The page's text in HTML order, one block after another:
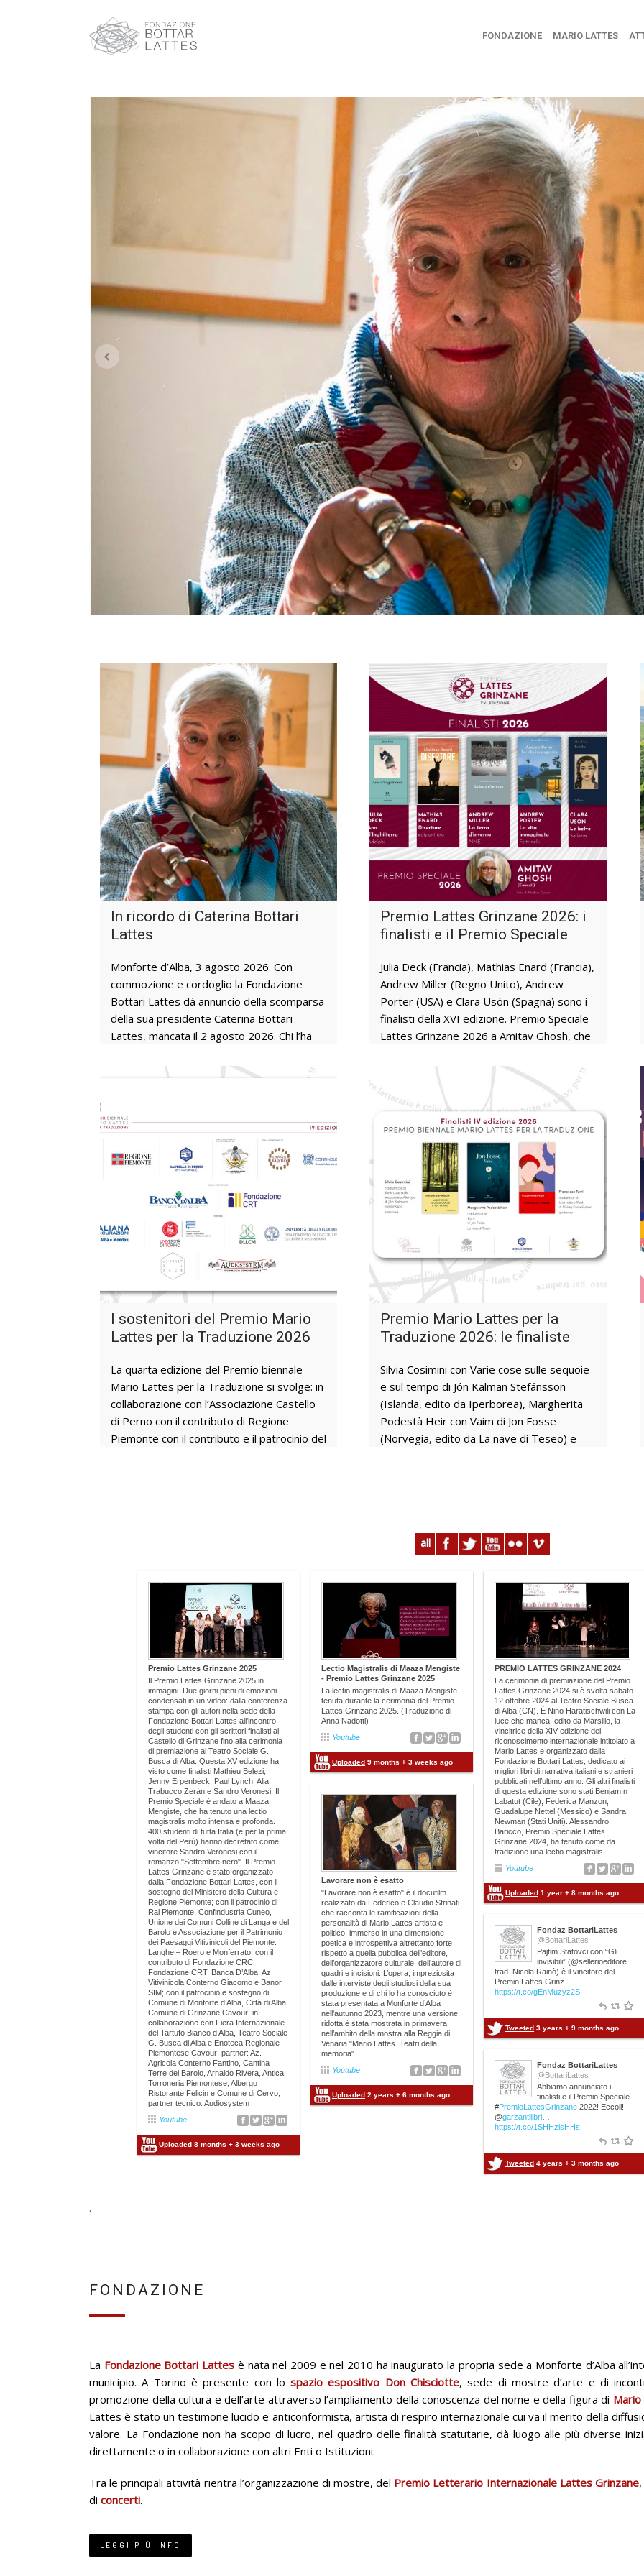
FONDAZIONE MARIO LATTES
In ricordo di Caterina Bottari
Lattes
Monforte d’Alba, 3 agosto 2026. Con
commozione e cordoglio la Fondazione
Bottari Lattes dà annuncio della scomparsa
della sua presidente Caterina Bottari
Lattes, mancata il 2 agosto 2026. Chi l’ha
incessante impegno verso la diffusione
della Fondazione dedicata al marito Mario
Lattes. Dal sogno di Caterina di ampliare la
conoscenza dell’artista ed editore con cui
condivise trent’anni della sua vita, è nata
un’avventura culturale che ha avuto
insperate ramificazioni e frutti
artisticamente rilevanti. Per quasi vent’anni
la sede stessa della Fondazione è stata un
crocevia di bellezza che ha ospitato mostre
d’arte ed esposizioni fotografiche. Ha
inoltre proposto grandi artisti, italiani e
internazionali, già noti al grande pubblico o
da riscoprire, facendo propria l’attività di
promozione culturale intrapresa da Mario
Lattes. Carlo Levi, Italo Cremona, Carol
Rama, Amedeo Modigliani, sono solo alcuni
tra gli autori esposti in occasione delle
esposizioni temporanee. Attraverso la
letteratura, a cui ha riservato un’attenzione
particolare, Caterina ha voluto valorizzare il
Atwood, Ian McEwan, Amos Oz, Maaza
Mengiste, Martin Amis; oltre agli italiani
Nicola Lagioia, Alessandro Baricco, Claudio
Magris. La sua visione, volta a favorire in
ogni occasione la vicinanza tra i giovani e la
cultura, ha guidato la maggior parte delle
iniziative intraprese dalla Fondazione: da
Vivolibro, rassegna dedicata ai più piccoli,
passando per le giurie scolastiche
protagoniste del Premio Lattes Grinzane,
fino a farsi sostenitrice del Premio
Traduzione Poetica istituito dall’Università
di Torino. Così la ricordano i suoi nipoti:
“Caterina Bottari Lattes se n’è andata
serenamente dopo una vita di tempeste e
di avventure, per nessuna delle quali…
Read More
Premio Lattes Grinzane 2026: i
finalisti e il Premio Speciale
Julia Deck (Francia), Mathias Enard (Francia),
Andrew Miller (Regno Unito), Andrew
Porter (USA) e Clara Usón (Spagna) sono i
finalisti della XVI edizione. Premio Speciale
Lattes Grinzane 2026 a Amitav Ghosh, che
ottobre, durante la cerimonia finale. 400
studenti di tutta Italia per scegliere il
romanzo vincitore della cinquina più
internazionale nella storia del Premio.
Cartella stampa Entra nel vivo la
sedicesima edizione del Premio Lattes
Grinzane con l’annuncio dei cinque autori
finalisti: Julia Deck con Ann d’Inghilterra
(Adelphi, traduzione di Yasmina Melaouah),
Mathias Enard con Disertare (e/o,
traduzione di Yasmina Melaouah), Andrew
Miller con La terra d’inverno (NNE,
traduzione di Ada Arduini), Andrew Porter
con La vita immaginata (Feltrinelli,
traduzione di Ada Arduini) e Clara Usón con
Le belve (Sellerio, traduzione di Silvia
Sichel). Nato in memoria di Mario Lattes e
curato dalla Fondazione Bottari Lattes, il
Premio fa concorrere insieme autori italiani
e stranieri ed è dedicato ai migliori libri di
narrativa pubblicati nell’ultimo anno. Dal
2017, l’iniziativa è parte integrante del
calendario culturale legato alla Fiera
considerato uno dei più grandi scrittori
indiani viventi. Una parte importante del
percorso che porta alla cerimonia finale del
Premio è quella che vede ogni anno
protagonisti gli studenti e le studentesse
di venticinque istituti sparsi in tutta Italia, e
non solo Quest’anno per la prima volta
entrano a far parte delle Giurie Scolastiche
quattro nuove realtà: il Liceo Statale Niccolò
Forteguerri di Pistoia, città che ricopre
attualmente la carica di Capitale Italiana del
Libro 2026, il Nuovo Polo Scolastico di
Finale Ligure (Sv), il Lycée René Char di
Avignone, in Francia, e l’Istituto Statale di
Istruzione Specializzata per Sordi Antonio…
Read More
I sostenitori del Premio Mario
Lattes per la Traduzione 2026
La quarta edizione del Premio biennale
Mario Lattes per la Traduzione si svolge: in
collaborazione con l’Associazione Castello
di Perno con il contributo di Regione
Piemonte con il contributo e il patrocinio del
Dipartimento di Lingue e Letterature
Straniere Ristorante Gennaro di Pace
Premio Mario Lattes per la
Traduzione 2026: le finaliste
Silvia Cosimini con Varie cose sulle sequoie
e sul tempo di Jón Kalman Stefánsson
(Islanda, edito da Iperborea), Margherita
Podestà Heir con Vaim di Jon Fosse
(Norvegia, edito da La nave di Teseo) e
annunciato sabato 27 giugno 2026 al
Castello di Perno (Cn). Attraverso questa
edizione, la Fondazione Bottari Lattes
intende valorizzare la figura del traduttore,
grazie al quale è possibile conoscere testi
diversi da quelli pubblicati nella propria
lingua, a cui è affidato il difficile compito di
portare nel proprio Paese le storie e le
narrazioni di un’altra cultura. Quest’anno il
Premio è dedicato alle lingue scandinave.
Come da tradizione, la cerimonia finale –
condotta dalla giornalista Laura Pezzino – si
terrà nel cuore delle Langhe, mettendo in
dialogo le traduttrici e i giurati del Premio in
una tavola rotonda coordinata dal
professor Franco Perrelli. Saranno presenti
anche alcuni dei traduttori di domani,
studenti di Lingue e Letterature Straniere
dell’Università di Milano, per interagire e
confrontarsi con gli esperti. La premiazione
verrà trasmessa in streaming sulla pagina
Facebook della Fondazione. Come nelle tre
precedenti edizioni – dedicate
rispettivamente alla lingua araba, al cinese
e all’ispano-americano – la selezione delle
opere si è articolata in due fasi: in un primo
momento la Giuria stabile, tenendo conto
della capacità del traduttore di rendere in
italiano la qualità letteraria del testo, ha
individuato i tre romanzi finalisti. Ora la
parola passa alla Giuria specialistica,
esperta della lingua in oggetto, che
decreterà la vincitrice. A proposito della
terzina finalista di questa edizione, la Giuria
all
Fondaz BottariLattes
@BottariLattes
Pajtim Statovci con “Gli
invisibili” (@sellerioeditore ;
trad. Nicola Rainò) è il vincitore del
Premio Lattes Grinz…
https://t.co/gEnMuzyz2S
Tweeted 3 years + 9 months ago
Fondaz BottariLattes
@BottariLattes
Abbiamo annunciato i
finalisti e il Premio Speciale
#PremioLattesGrinzane 2022! Eccoli!
@garzantilibri
https://t.co/1SHHzisHHs
Tweeted 4 years + 3 months ago
Premio Lattes Grinzane 2025
Il Premio Lattes Grinzane 2025 in
immagini. Due giorni pieni di emozioni
condensati in un video: dalla conferenza
stampa con gli autori nella sede della
Fondazione Bottari Lattes all'incontro
degli studenti con gli scrittori finalisti al
Castello di Grinzane fino alla cerimonia
di premiazione al Teatro Sociale G.
Busca di Alba. Questa XV edizione ha
visto come finalisti Mathieu Belezi,
Jenny Erpenbeck, Paul Lynch, Alia
Trabucco Zerán e Sandro Veronesi. Il
Premio Speciale è andato a Maaza
Mengiste, che ha tenuto una lectio
magistralis molto intensa e profonda.
400 studenti di tutta Italia (e per la prima
volta del Perù) hanno decretato come
vincitore Sandro Veronesi con il
romanzo "Settembre nero". Il Premio
Lattes Grinzane è stato organizzato
dalla Fondazione Bottari Lattes, con il
sostegno del Ministero della Cultura e
Regione Piemonte; con il patrocinio di
Rai Piemonte, Confindustria Cuneo,
Unione dei Comuni Colline di Langa e del
Barolo e Associazione per il Patrimonio
dei Paesaggi Vitivinicoli del Piemonte:
Langhe – Roero e Monferrato; con il
contributo di Fondazione CRC,
Fondazione CRT, Banca D’Alba, Az.
Vitivinicola Conterno Giacomo e Banor
SIM; con il patrocinio e sostegno di
Comune di Monforte d’Alba, Città di Alba,
Comune di Grinzane Cavour; in
collaborazione con Fiera Internazionale
del Tartufo Bianco d’Alba, Teatro Sociale
G. Busca di Alba e Enoteca Regionale
Piemontese Cavour; partner: Az.
Agricola Conterno Fantino, Cantina
Terre del Barolo, Arnaldo Rivera, Antica
Torroneria Piemontese, Albergo
Ristorante Felicin e Comune di Cervo;
partner tecnico: Audiosystem
Youtube
Uploaded 8 months + 3 weeks ago
Lectio Magistralis di Maaza Mengiste
- Premio Lattes Grinzane 2025
La lectio magistralis di Maaza Mengiste
tenuta durante la cerimonia del Premio
Lattes Grinzane 2025. (Traduzione di
Anna Nadotti)
Youtube
Uploaded 9 months + 3 weeks ago
PREMIO LATTES GRINZANE 2024
La cerimonia di premiazione del Premio
Lattes Grinzane 2024 si è svolta sabato
12 ottobre 2024 al Teatro Sociale Busca
di Alba (CN). È Nino Haratischwili con La
luce che manca, edito da Marsilio, la
vincitrice della XIV edizione del
riconoscimento internazionale intitolato a
Mario Lattes e organizzato dalla
Fondazione Bottari Lattes, dedicato ai
migliori libri di narrativa italiani e stranieri
pubblicati nell’ultimo anno. Gli altri finalisti
di questa edizione sono stati Benjamín
Labatut (Cile), Federica Manzon,
Guadalupe Nettel (Messico) e Sandra
Newman (Stati Uniti). Alessandro
Baricco, Premio Speciale Lattes
Grinzane 2024, ha tenuto come da
tradizione una lectio magistralis.
Youtube
Uploaded 1 year + 8 months ago
Lavorare non è esatto
"Lavorare non è esatto" è il docufilm
realizzato da Federico e Claudio Strinati
che racconta le ramificazioni della
personalità di Mario Lattes artista e
politico, immerso in una dimensione
poetica e introspettiva altrettanto forte
rispetto a quella pubblica dell’editore,
dell’organizzatore culturale, dell’autore di
quadri e incisioni. L’opera, impreziosita
dalle interviste degli studiosi della sua
produzione e di chi lo ha conosciuto è
stata presentata a Monforte d’Alba
nell'autunno 2023, mentre una versione
ridotta è stata mostrata in primavera
nell’ambito della mostra alla Reggia di
Venaria "Mario Lattes. Teatri della
memoria".
Youtube
Uploaded 2 years + 6 months ago
.
FONDAZIONE
La Fondazione Bottari Lattes è nata nel 2009 e nel 2010 ha inaugurato la propria sede a Monforte d’Alba
municipio. A Torino è presente con lospazio espositivo Don Chisciotte, sede di mostre d’arte e di
promozione della cultura e dell’arte attraverso l’ampliamento della conoscenza del nome e della figura di
Lattes è stato un testimone lucido e anticonformista, artista di respiro internazionale cui va il merito della
valore. La Fondazione non ha scopo di lucro, nel quadro delle finalità statutarie, dà luogo alle più diverse
direttamente o in collaborazione con altri Enti o Istituzioni.
Tra le principali attività rientra l’organizzazione di mostre, del Premio Letterario Internazionale Lattes Grinzane
di concerti.
LEGGI PIÙ INFO